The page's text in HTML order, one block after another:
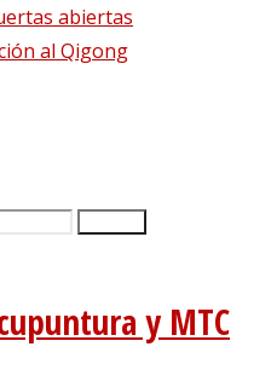
abiertas
al Qigong
y MTC
medicina tradicional china
una mejor experiencia